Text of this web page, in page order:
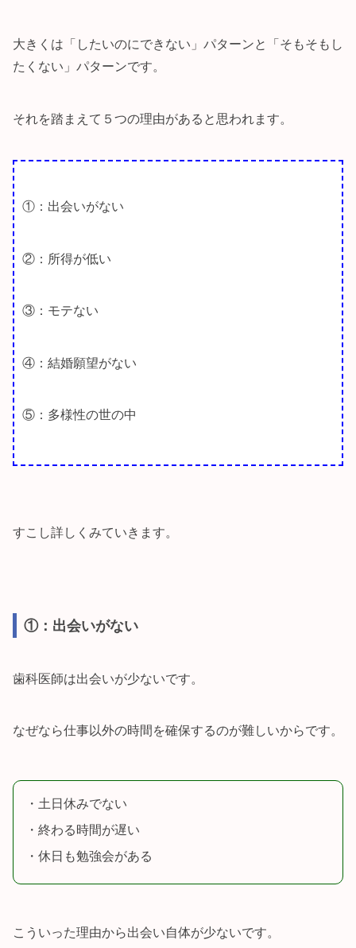
大きくは「したいのにできない」パターンと「そもそもし
たくない」パターンです。
それを踏まえて５つの理由があると思われます。
①：出会いがない
②：所得が低い
③：モテない
④：結婚願望がない
⑤：多様性の世の中
すこし詳しくみていきます。
①：出会いがない
歯科医師は出会いが少ないです。
なぜなら仕事以外の時間を確保するのが難しいからです。
・土日休みでない
・終わる時間が遅い
・休日も勉強会がある
こういった理由から出会い自体が少ないです。